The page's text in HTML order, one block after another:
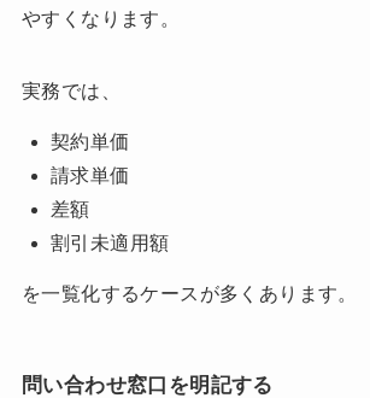
やすくなります。
実務では、
契約単価
請求単価
差額
割引未適用額
を一覧化するケースが多くあります。
問い合わせ窓口を明記する